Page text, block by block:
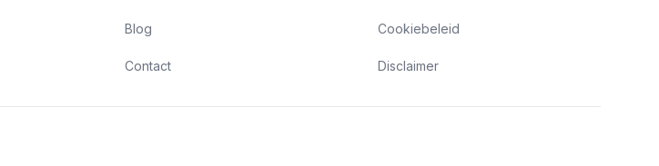
Blog
Contact
Cookiebeleid
Disclaimer